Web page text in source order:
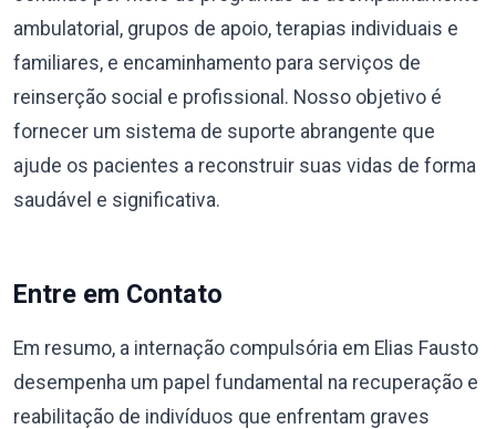
ambulatorial, grupos de apoio, terapias individuais e
familiares, e encaminhamento para serviços de
reinserção social e profissional. Nosso objetivo é
fornecer um sistema de suporte abrangente que
ajude os pacientes a reconstruir suas vidas de forma
saudável e significativa.
Entre em Contato
Em resumo, a internação compulsória em Elias Fausto
desempenha um papel fundamental na recuperação e
reabilitação de indivíduos que enfrentam graves